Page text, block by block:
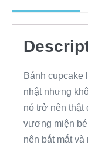
Bánh cupcake
nhật nhưng
nó trở nên thật
vương miện
nên bắt mắt